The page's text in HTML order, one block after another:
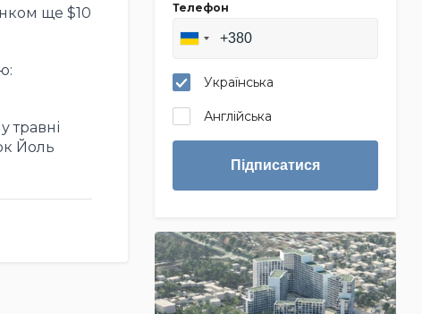
ще $10
травні
Йоль
Телефон
Українська
Англійська
Підписатися